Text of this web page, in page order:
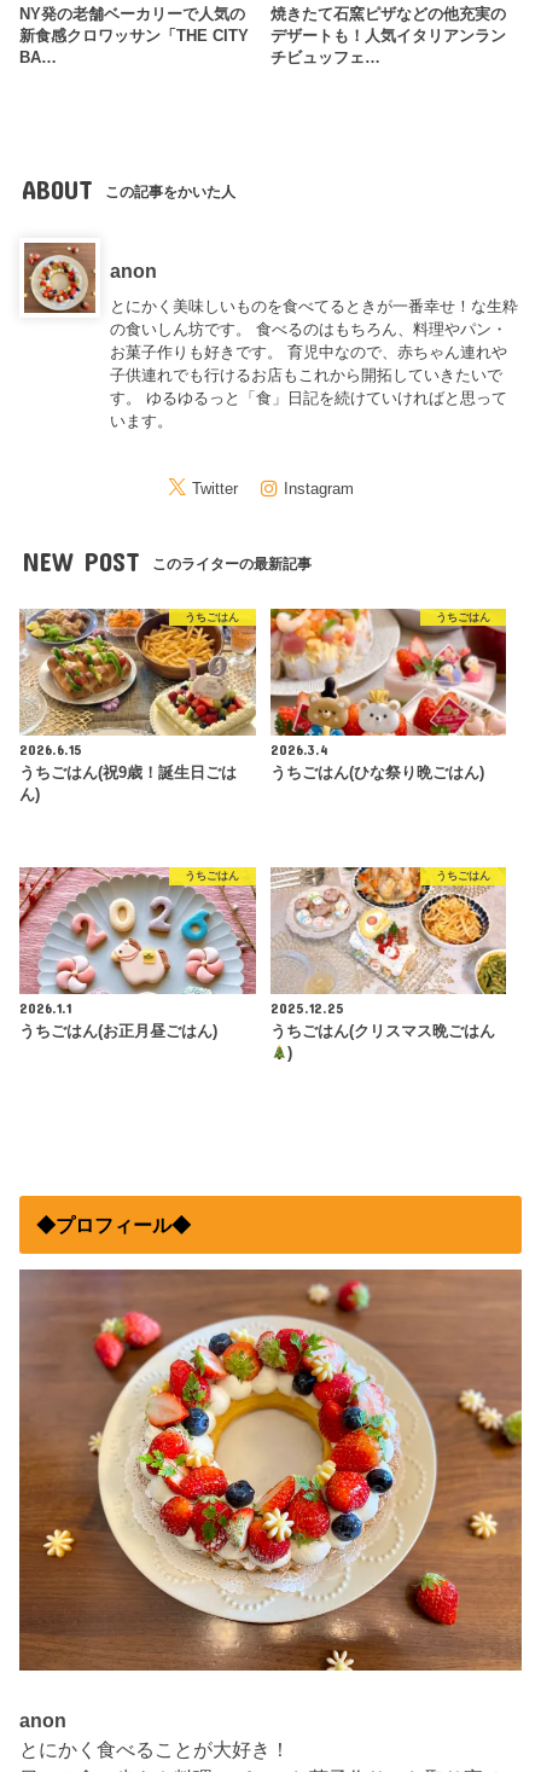
NY発の老舗ベーカリーで人気の
新食感クロワッサン「THE CITY
BA…
焼きたて石窯ピザなどの他充実の
デザートも！人気イタリアンラン
チビュッフェ…
ABOUT この記事をかいた人
anon
とにかく美味しいものを食べてるときが一番幸せ！な生粋
の食いしん坊です。 食べるのはもちろん、料理やパン・
お菓子作りも好きです。 育児中なので、赤ちゃん連れや
子供連れでも行けるお店もこれから開拓していきたいで
す。 ゆるゆるっと「食」日記を続けていければと思って
います。
Twitter Instagram
NEW POST このライターの最新記事
うちごはん
2026.6.15
うちごはん(祝9歳！誕生日ごは
ん)
うちごはん
2026.3.4
うちごはん(ひな祭り晩ごはん)
うちごはん
2026.1.1
うちごはん(お正月昼ごはん)
うちごはん
2025.12.25
うちごはん(クリスマス晩ごはん
)
◆プロフィール◆
anon
とにかく食べることが大好き！